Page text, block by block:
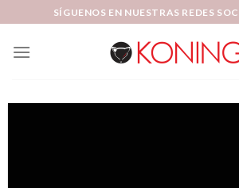
content
SÍGUENOS EN NUESTRAS REDES